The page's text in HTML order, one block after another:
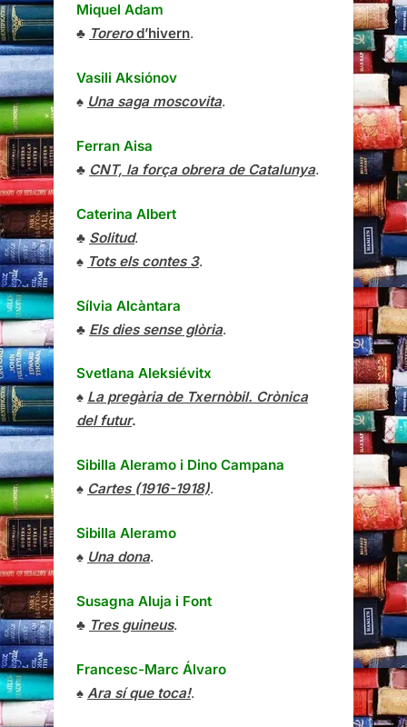
Miquel Adam
♣ Torerod’hivern.
Vasili Aksiónov
♠ Una saga moscovita.
Ferran Aisa
♣ CNT, la força obrera de Catalunya.
Caterina Albert
♣ Solitud.
♠ Tots els contes 3.
Sílvia Alcàntara
♣ Els dies sense glòria.
Svetlana Aleksiévitx
♠ La pregària de Txernòbil. Crònica
del futur.
Sibilla Aleramo i Dino Campana
♠ Cartes (1916-1918).
Sibilla Aleramo
♠ Una dona.
Susagna Aluja i Font
♣ Tres guineus.
Francesc-Marc Álvaro
♠ Ara sí que toca!.